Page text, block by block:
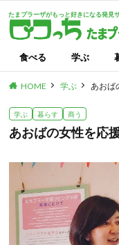
たまプラーザがもっと好きになる発見
食べる 学ぶ
HOME 学ぶ あおば
学ぶ 暮らす 商う
あおばの女性を応